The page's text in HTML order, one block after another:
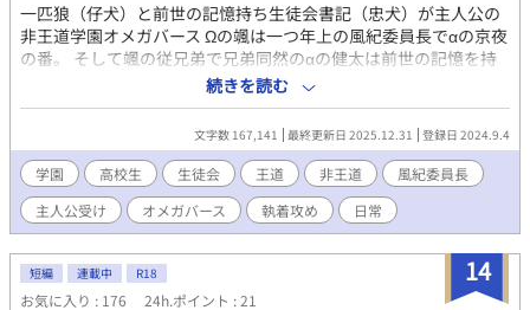
一匹狼（仔犬）と前世の記憶持ち生徒会書記（忠犬）が主人公の
非王道学園オメガバース Ωの颯は一つ年上の風紀委員長でαの京夜
の番。 そして颯の従兄弟で兄弟同然のαの健太は前世の記憶を持
っている。 二人のαに溺愛されつつも束縛を嫌う颯は今日も一人
で自由に学園を闊歩する。 健太は颯を見守りつつ、前世の記憶と
因縁の相手に翻弄される。 風紀委員長と一匹狼の固定cp 書記は本
命以外との絡み有り 非王道主人公・面倒くさがり干物系一匹狼
（お一人様）Ω ワンコ書記α？ 忠犬（番犬・猛犬注意 非王道主
人公その２） 俺様生徒会長α 腹黒副会長Ω チャラ男会計α 双子庶
務β ホスト系教師α 生徒会ＯＢ 王道主人公系転校生α 駄犬 爽や
かスポ根同級生α 巻き込まれクラス委員長β 魔王系風紀委員長α
狂犬 ポメ・チワワ系親衛隊 βとΩの群れ アンチ王道主人公？
駄犬 学園理事長α 駄犬 ムーンライトさんと同時連載
続きを読む
文字数 167,141 最終更新日 2025.12.31 登録日 2024.9.4
学園 高校生 生徒会 王道 非王道
風紀委員長
主人公受け
オメガバース 執着攻め 日常
14
短編 連載中 R18
お気に入り : 176 24h.ポイント : 21